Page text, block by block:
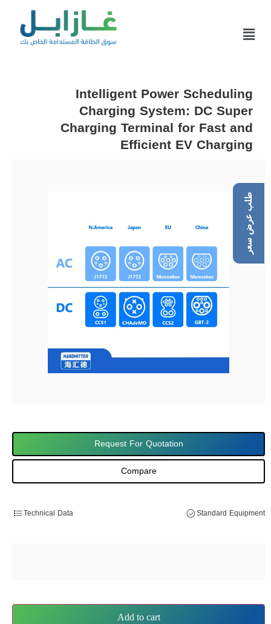
Intelligent Power Scheduling
Charging System: DC Super
Charging Terminal for Fast and
Efficient EV Charging
Request For Quotation
Compare
Technical Data Standard Equipment
Add to cart
طلب عرض سعر